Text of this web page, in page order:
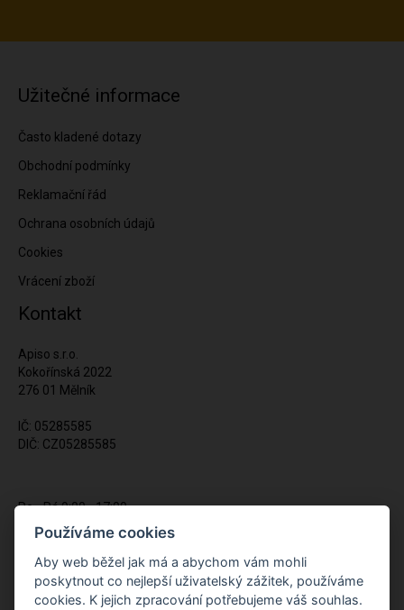
Užitečné informace
Často kladené dotazy
Obchodní podmínky
Reklamační řád
Ochrana osobních údajů
Cookies
Vrácení zboží
Kontakt
Apiso s.r.o.
Kokořínská 2022
276 01 Mělník
IČ: 05285585
DIČ: CZ05285585
Po - Pá 9:00 - 17:00
(12:00 - 12:30 pauza)
Napište nám kdykoliv!
Používáme cookies
Aby web běžel jak má a abychom vám mohli
poskytnout co nejlepší uživatelský zážitek, používáme
cookies. K jejich zpracování potřebujeme váš souhlas.